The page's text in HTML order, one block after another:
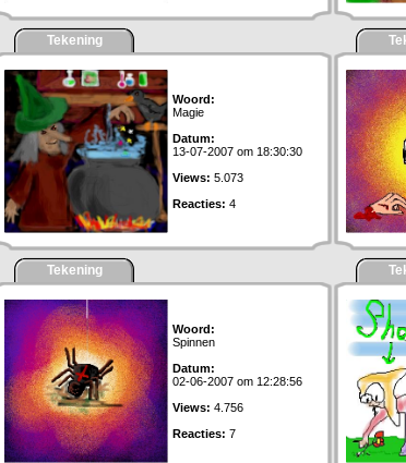
Tekening
Woord:
Magie
Datum:
13-07-2007 om 18:30:30
Views: 5.073
Reacties: 4
Tekening
Woord:
Spinnen
Datum:
02-06-2007 om 12:28:56
Views: 4.756
Reacties: 7